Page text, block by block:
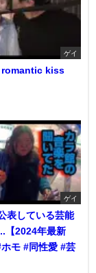
ゲイ
kiss
ゲイ
表している芸能
【2024年最新
モ #同性愛 #芸